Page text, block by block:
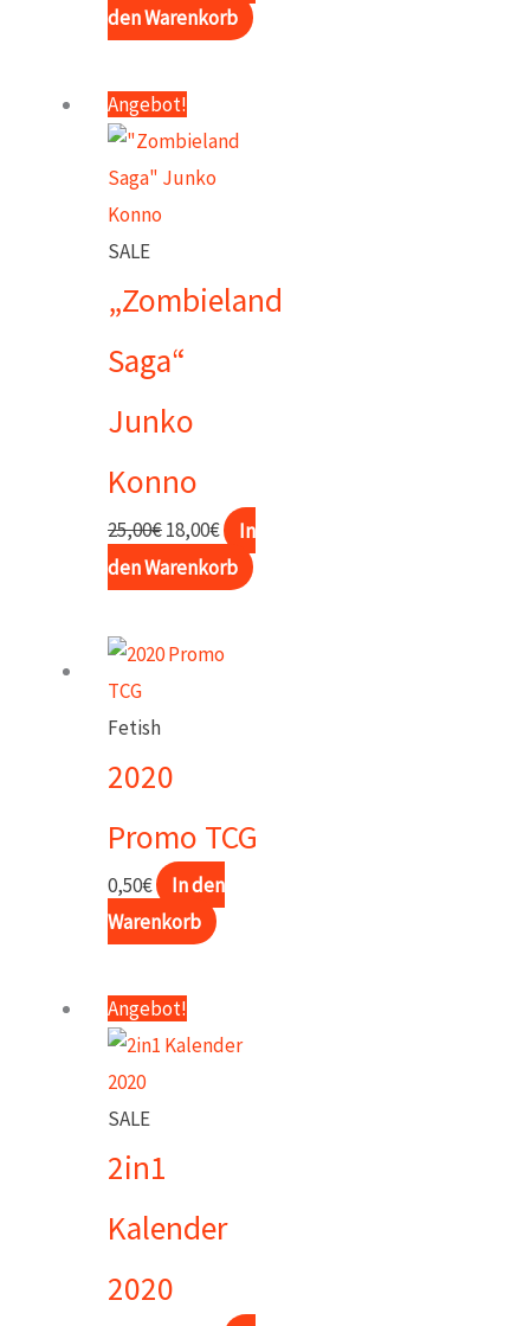
Preis
25,00€
Preis
den Warenkorb
Angebot!
SALE
„Zombieland
Saga“
Junko
Konno
25,00€Ursprünglicher
Preis
18,00€Aktueller
Preis
In
den Warenkorb
Fetish
2020
Promo TCG
0,50€
In den
Warenkorb
Angebot!
SALE
2in1
Kalender
2020